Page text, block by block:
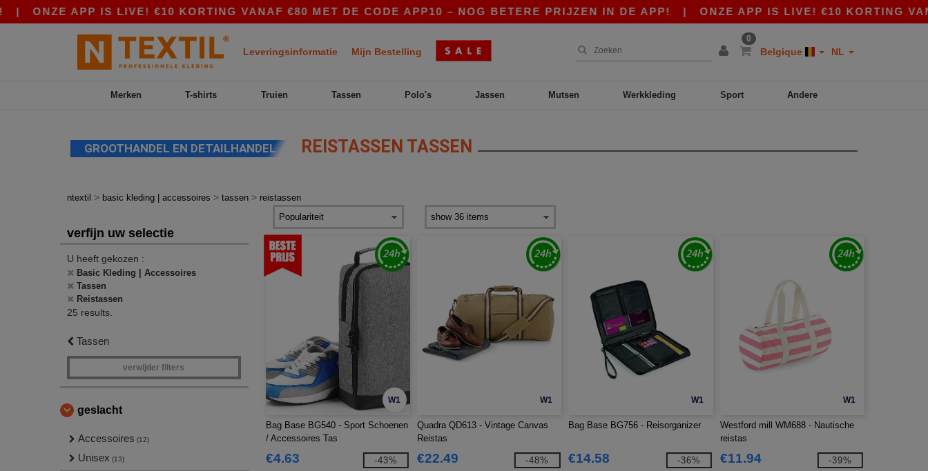
APP IS LIVE! €10 KORTING VANAF €80 MET DE CODE APP10 – NOG BETERE PRIJZEN IN DE APP!|ONZE APP IS LIVE! €10 KORTING VANAF
Leveringsinformatie Mijn Bestelling
0
Belgique NL
Merken T-shirts Truien Tassen Polo's Jassen Mutsen Werkkleding Sport Andere
GROOTHANDEL EN DETAILHANDEL REISTASSEN TASSEN
ntextil > basic kleding | accessoires > tassen > reistassen
verfijn uw selectie
U heeft gekozen :
Basic Kleding | Accessoires
Tassen
Reistassen
25 results.
Tassen
verwijder filters
geslacht
Accessoires (12)
Unisex (13)
W1
Bag Base BG540 - Sport Schoenen
/ Accessoires Tas
€4.63 -43%
W1
Quadra QD613 - Vintage Canvas
Reistas
€22.49 -48%
W1
Bag Base BG756 - Reisorganizer
€14.58 -36%
W1
Westford mill WM688 - Nautische
reistas
€11.94 -39%